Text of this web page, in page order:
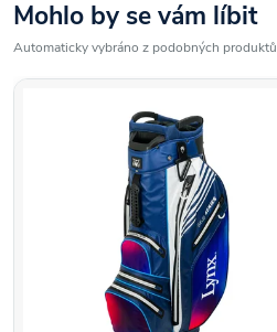
Mohlo by se vám líbit
Automaticky vybráno z podobných produktů